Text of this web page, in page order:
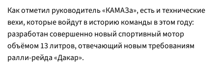
Как отметил руководитель «КАМАЗа», есть и технические
вехи, которые войдут в историю команды в этом году:
разработан совершенно новый спортивный мотор
объёмом 13 литров, отвечающий новым требованиям
ралли-рейда «Дакар».